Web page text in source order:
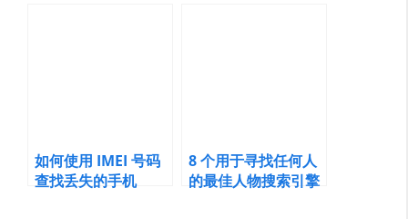
如何使用 IMEI 号码
查找丢失的手机
8 个用于寻找任何人
的最佳人物搜索引擎